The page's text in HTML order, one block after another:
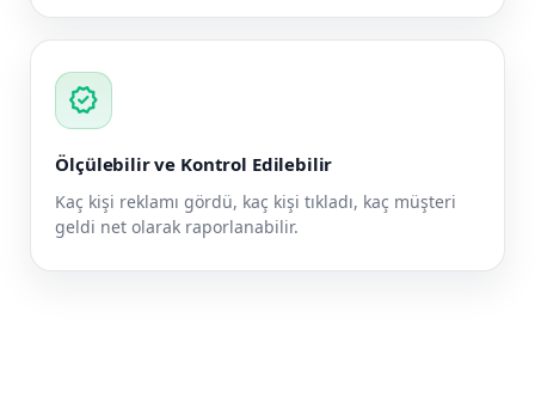
verified
Ölçülebilir ve Kontrol Edilebilir
Kaç kişi reklamı gördü, kaç kişi tıkladı, kaç müşteri
geldi net olarak raporlanabilir.